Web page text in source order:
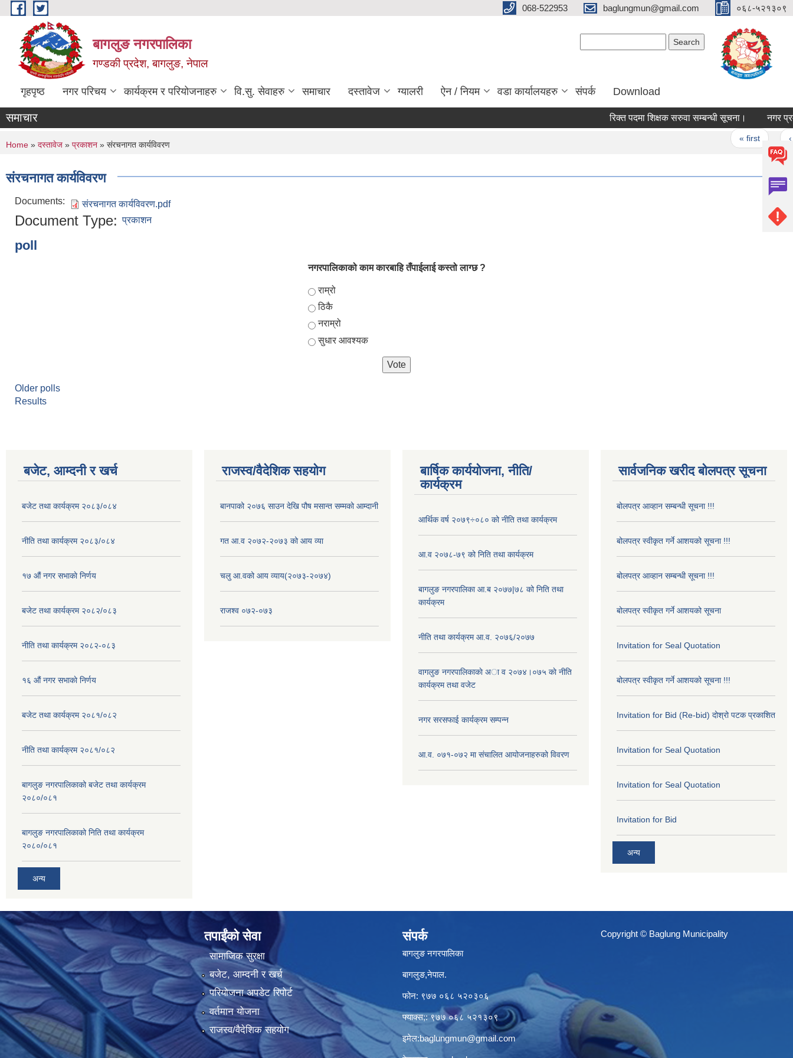
Skip to main content 068-522953 baglungmun@gmail.com ०६८-५२१३०९
बागलुङ नगरपालिका
गण्डकी प्रदेश, बागलुङ, नेपाल
गृहपृष्ठ नगर परिचय कार्यक्रम र परियोजनाहरु वि.सु. सेवाहरु समाचार दस्तावेज ग्यालरी ऐन / नियम वडा कार्यालयहरु संपर्क Download
समाचार रिक्त पदमा शिक्षक सरुवा सम्बन्धी सूचना। नगर प्रमुख
« first ‹
You are here
Home » दस्तावेज » प्रकाशन » संरचनागत कार्यविवरण
संरचनागत कार्यविवरण
Documents: संरचनागत कार्यविवरण.pdf
Document Type: प्रकाशन
poll
नगरपालिकाको काम कारबाहि तँपाईलाई कस्तो लाग्छ ?
Choices
राम्रो
ठिकै
नराम्रो
सुधार आवश्यक
Older polls
Results
बजेट, आम्दनी र खर्च
बजेट तथा कार्यक्रम २०८३/०८४
नीति तथा कार्यक्रम २०८३/०८४
१७ ‌‍औं नगर सभाकाे निर्णय
बजेट तथा कार्यक्रम २०८२/०८३
नीति तथा कार्यक्रम २०८२-०८३
१६ ‌औं नगर सभाकाे निर्णय
बजेट तथा कार्यक्रम २०८१/०८२
नीति तथा कार्यक्रम २०८१/०८२
बागलुङ नगरपालिकाको बजेट तथा कार्यक्रम
२०८०/०८१
बागलुङ नगरपालिकाको निति तथा कार्यक्रम
२०८०/०८१
अन्य
राजस्व/वैदेशिक सहयोग
बानपाको २०७६ साउन देखि पौष मसान्त सम्मको आम्दानी
गत आ.व २०७२-२०७३ को आय व्या
चलु आ.वको आय व्याय(२०७३-२०७४)
राजश्व ०७२-०७३
बार्षिक कार्ययोजना, नीति/
कार्यक्रम
आर्थिक वर्ष २०७९÷०८० को नीति तथा कार्यक्रम
आ.व २०७८-७९ को निति तथा कार्यक्रम
बागलुङ नगरपालिका आ.ब २०७७|७८ को निति तथा
कार्यक्रम
नीति तथा कार्यक्रम आ.व. २०७६/२०७७
वागलुङ नगरपालिकाकाे अा‍ व २०७४।०७५ काे नीति
कार्यक्रम तथा वजेट
नगर सरसफाई कार्यक्रम सम्पन्न
आ.व. ०७१-०७२ मा संचालित आयोजनाहरुको विवरण
सार्वजनिक खरीद बोलपत्र सूचना
बोलपत्र आव्हान सम्बन्धी सूचना !!!
बोलपत्र स्वीकृत गर्ने आशयको सूचना !!!
बोलपत्र आव्हान सम्बन्धी सूचना !!!
बोलपत्र स्वीकृत गर्ने आशयको सूचना
Invitation for Seal Quotation
बोलपत्र स्वीकृत गर्ने आशयको सूचना !!!
Invitation for Bid (Re-bid) दोश्रो पटक प्रकाशित
Invitation for Seal Quotation
Invitation for Seal Quotation
Invitation for Bid
अन्य
तपाईंको सेवा
सामाजिक सुरक्षा
बजेट, आम्दनी र खर्च
परियोजना अपडेट रिपोर्ट
वर्तमान योजना
राजस्व/वैदेशिक सहयोग
संपर्क
बागलुङ नगरपालिका
बागलुङ,नेपाल.
फोन: ९७७ ०६८ ५२०३०६
फ्याक्स;: ९७७ ०६८ ५२१३०९
इमेल:baglungmun@gmail.com
Copyright © Baglung Municipality